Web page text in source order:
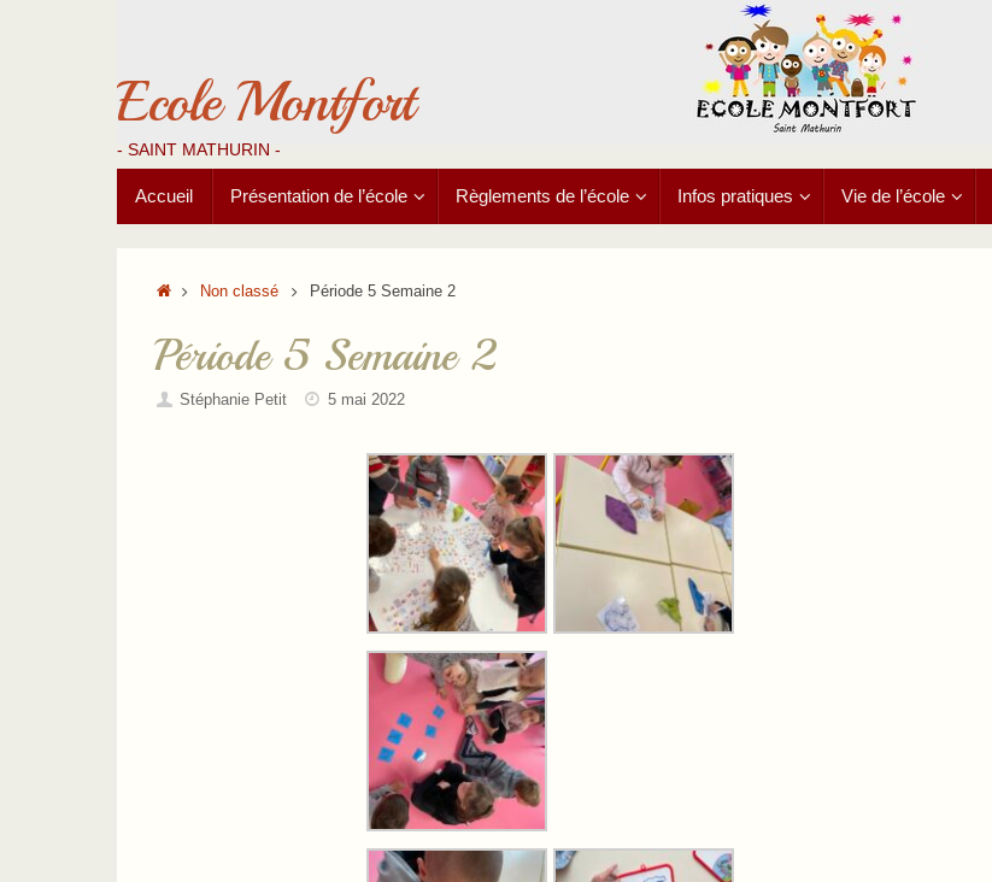
Ecole Montfort
- SAINT MATHURIN -
contenu
Accueil Présentation de l’école Règlements de l’école Infos pratiques Vie de l’école
AccueilNon classé Période 5 Semaine 2
Période 5 Semaine 2
Stéphanie Petit 5 mai 2022